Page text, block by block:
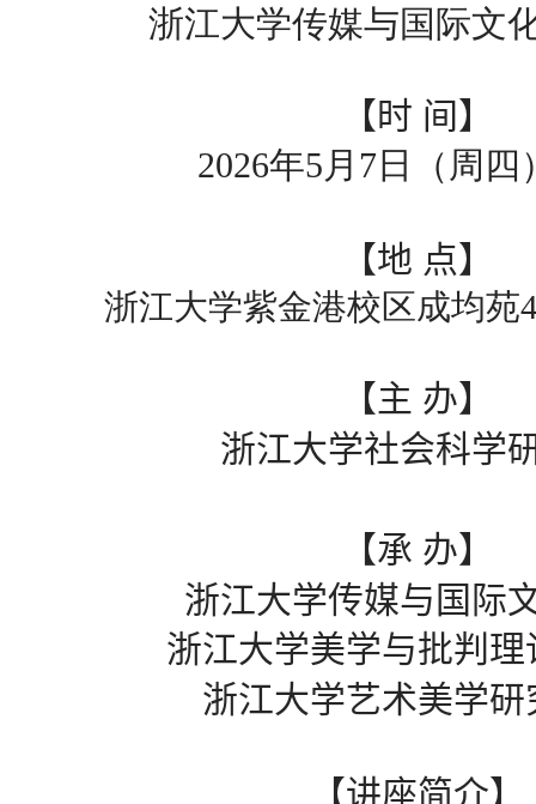
浙江大学传媒与国际文
【时 间】
2026年5 月7 日 （周四
【地 点】
浙江大学紫金港校区成均苑
【主 办】
浙江大学社会科学
【承 办】
浙江大学传媒与国际
浙江大学美学与批判理
浙江大学艺术美学研
【讲座简介】